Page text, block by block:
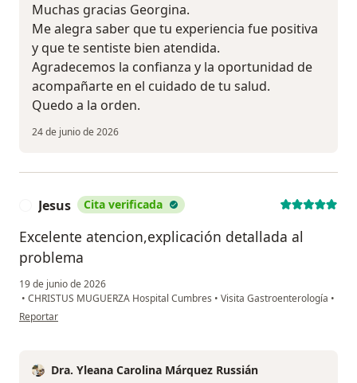
Muchas gracias Georgina.
Me alegra saber que tu experiencia fue positiva
y que te sentiste bien atendida.
Agradecemos la confianza y la oportunidad de
acompañarte en el cuidado de tu salud.
Quedo a la orden.
24 de junio de 2026
Jesus Cita verificada
Excelente atencion,explicación detallada al
problema
19 de junio de 2026
• CHRISTUS MUGUERZA Hospital Cumbres • Visita Gastroenterología •
en opinión del usuario Jesus
Reportar
Dra. Yleana Carolina Márquez Russián